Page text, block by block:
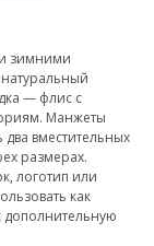
зимними
— флис с
Манжеты
вместительных
размерах.
логотип или
как
дополнительную